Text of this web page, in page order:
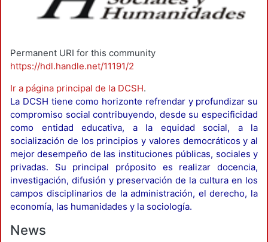
Permanent URI for this community
https://hdl.handle.net/11191/2
Ir a página principal de la DCSH.
La DCSH tiene como horizonte refrendar y profundizar su
compromiso social contribuyendo, desde su especificidad
como entidad educativa, a la equidad social, a la
socialización de los principios y valores democráticos y al
mejor desempeño de las instituciones públicas, sociales y
privadas. Su principal próposito es realizar docencia,
investigación, difusión y preservación de la cultura en los
campos disciplinarios de la administración, el derecho, la
economía, las humanidades y la sociología.
News